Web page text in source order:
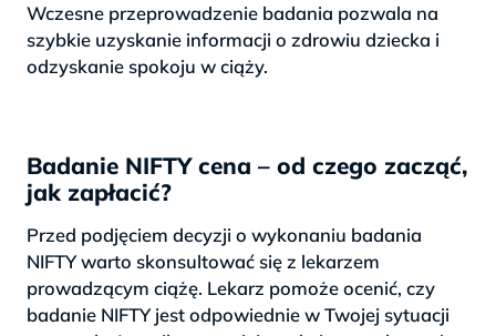
Wczesne przeprowadzenie badania pozwala na
szybkie uzyskanie informacji o zdrowiu dziecka i
odzyskanie spokoju w ciąży.
Badanie NIFTY cena – od czego zacząć,
jak zapłacić?
Przed podjęciem decyzji o wykonaniu badania
NIFTY warto skonsultować się z lekarzem
prowadzącym ciążę. Lekarz pomoże ocenić, czy
badanie NIFTY jest odpowiednie w Twojej sytuacji